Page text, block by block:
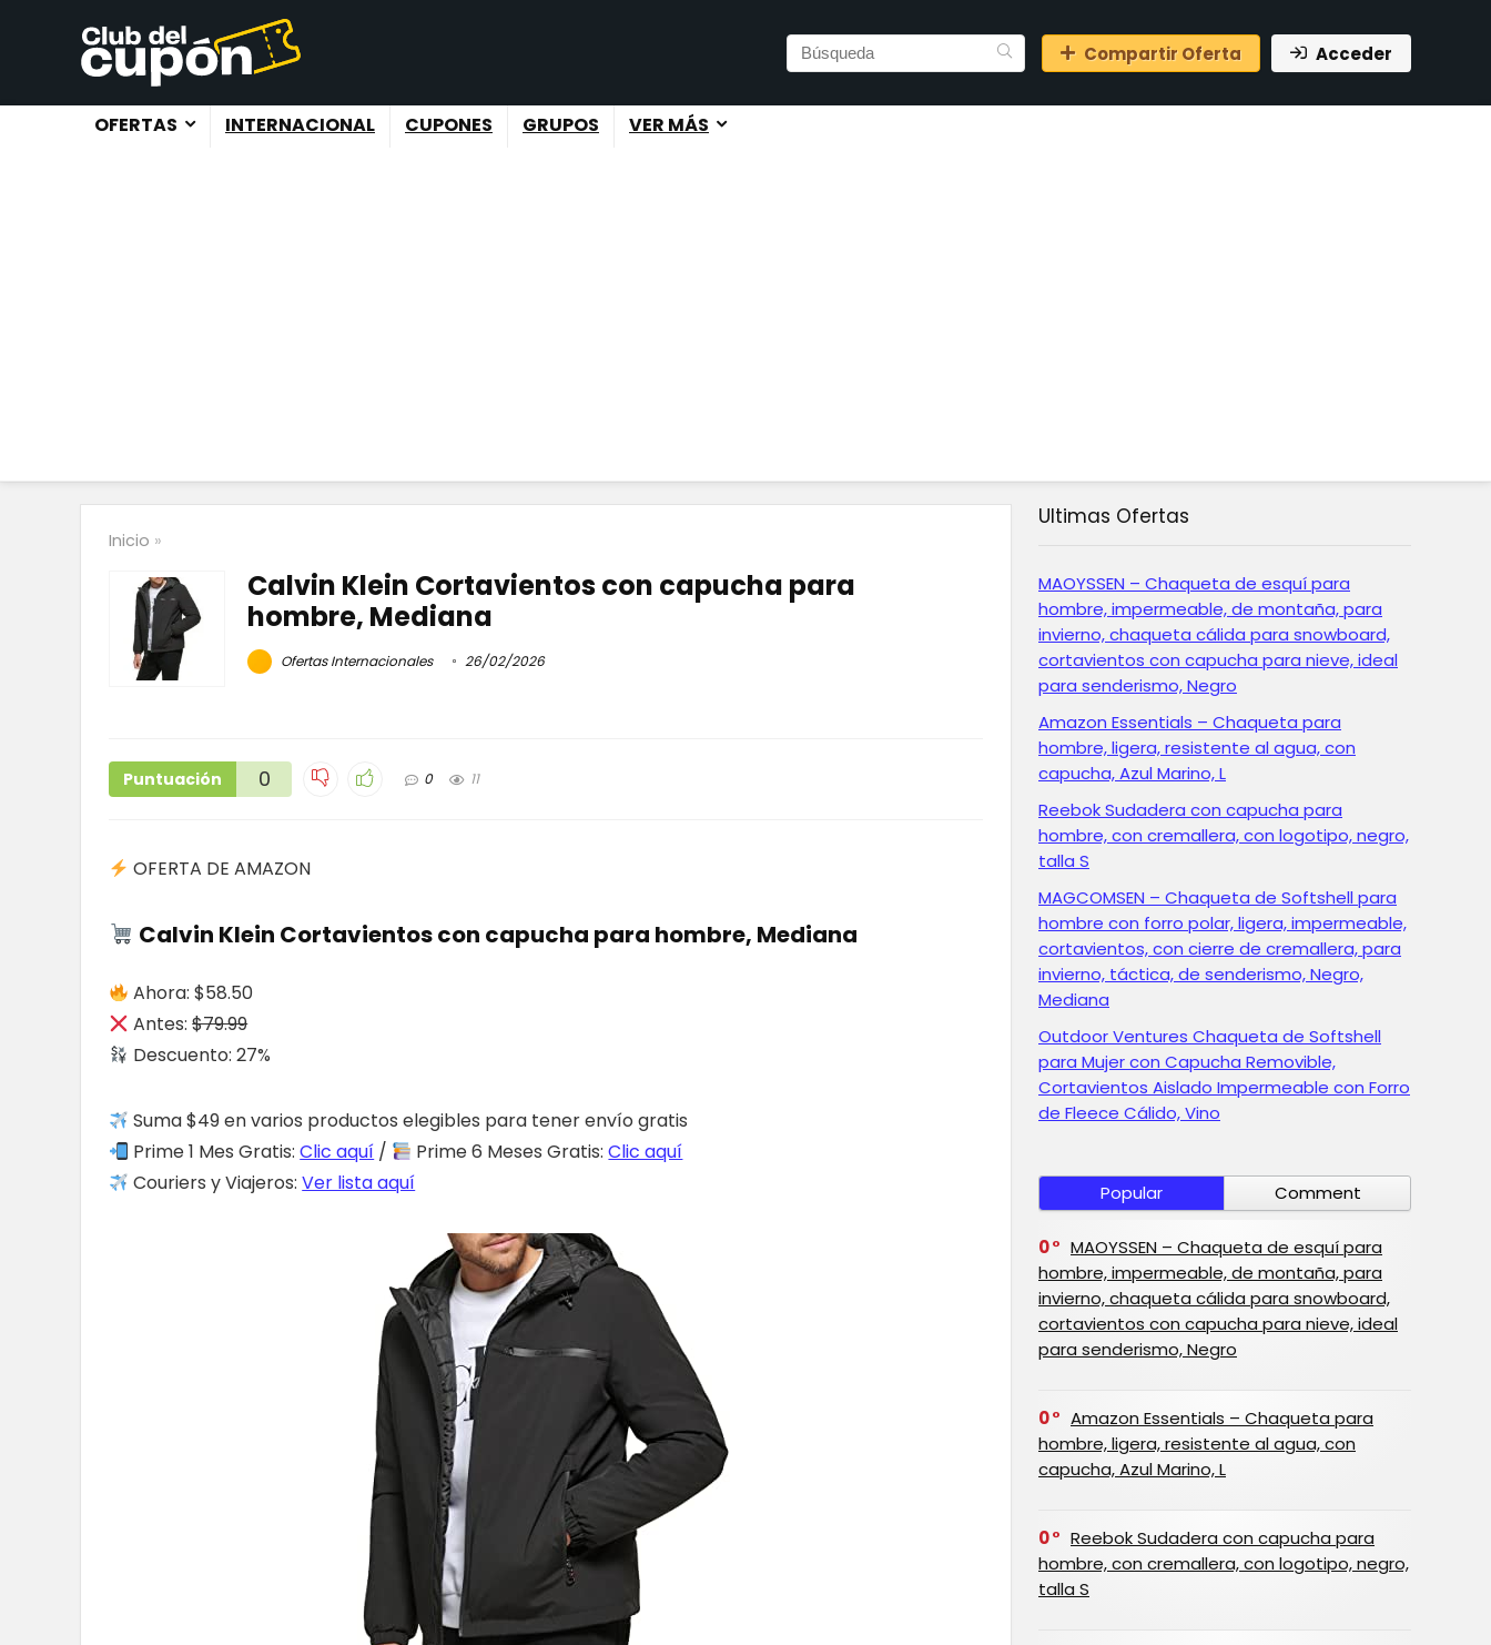
Compartir Oferta Acceder
OFERTAS INTERNACIONAL CUPONES GRUPOS VER MÁS
Inicio »
Calvin Klein Cortavientos con capucha para
hombre, Mediana
Ofertas Internacionales 26/02/2026
Puntuación 0 0 11
OFERTA DE AMAZON
Calvin Klein Cortavientos con capucha para hombre, Mediana
Ahora: $58.50
Antes:$79.99
Descuento: 27%
Suma $49 en varios productos elegibles para tener envío gratis
Prime 1 Mes Gratis:Clic aquí / Prime 6 Meses Gratis:Clic aquí
Couriers y Viajeros:Ver lista aquí
Ultimas Ofertas
MAOYSSEN – Chaqueta de esquí para
hombre, impermeable, de montaña, para
invierno, chaqueta cálida para snowboard,
cortavientos con capucha para nieve, ideal
para senderismo, Negro
Amazon Essentials – Chaqueta para
hombre, ligera, resistente al agua, con
capucha, Azul Marino, L
Reebok Sudadera con capucha para
hombre, con cremallera, con logotipo, negro,
talla S
MAGCOMSEN – Chaqueta de Softshell para
hombre con forro polar, ligera, impermeable,
cortavientos, con cierre de cremallera, para
invierno, táctica, de senderismo, Negro,
Mediana
Outdoor Ventures Chaqueta de Softshell
para Mujer con Capucha Removible,
Cortavientos Aislado Impermeable con Forro
de Fleece Cálido, Vino
Popular Comment
0
MAOYSSEN – Chaqueta de esquí para
hombre, impermeable, de montaña, para
invierno, chaqueta cálida para snowboard,
cortavientos con capucha para nieve, ideal
para senderismo, Negro
0
Amazon Essentials – Chaqueta para
hombre, ligera, resistente al agua, con
capucha, Azul Marino, L
0
Reebok Sudadera con capucha para
hombre, con cremallera, con logotipo, negro,
talla S